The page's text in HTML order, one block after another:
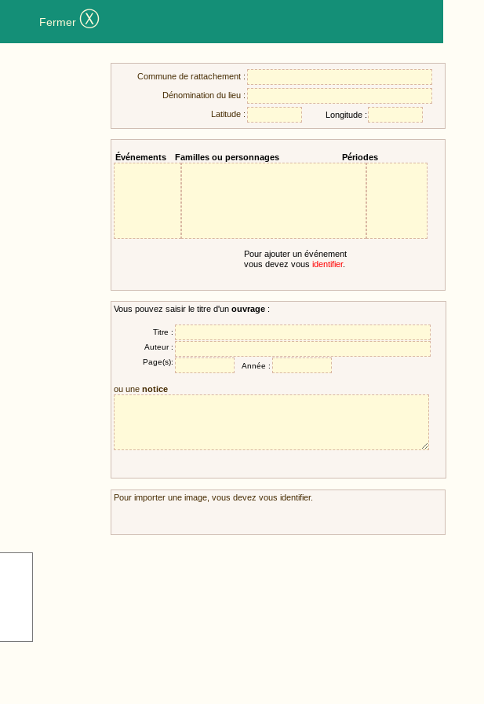
Fermer Ⓧ
Commune de rattachement :
Dénomination du lieu :
Latitude :
Longitude :
Événements Familles ou personnages Périodes
Pour ajouter un événement
vous devez vous identifier.
Vous pouvez saisir le titre d'un ouvrage :
Titre :
Auteur :
Page(s):
Année :
ou une notice
Pour importer une image, vous devez vous identifier.